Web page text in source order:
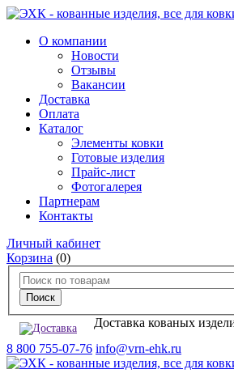
О компании
Новости
Отзывы
Вакансии
Доставка
Оплата
Каталог
Элементы ковки
Готовые изделия
Прайс-лист
Фотогалерея
Партнерам
Контакты
Личный кабинет
Корзина (0)
Доставка кованых
8 800 755-07-76 info@vrn-ehk.ru